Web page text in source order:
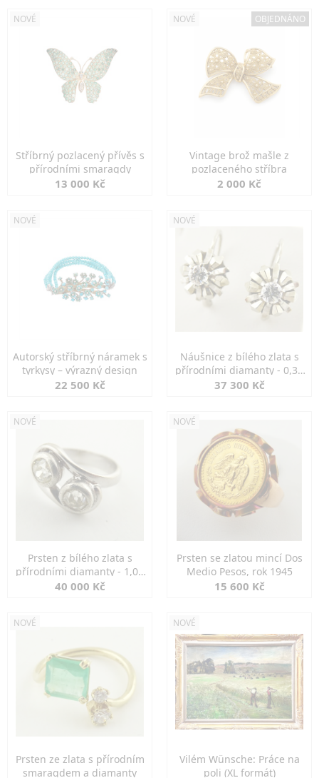
NOVÉ
Stříbrný pozlacený přívěs s
přírodními smaragdy
13 000 Kč
NOVÉ OBJEDNÁNO
Vintage brož mašle z
pozlaceného stříbra
2 000 Kč
NOVÉ
Autorský stříbrný náramek s
tyrkysy – výrazný design
22 500 Kč
NOVÉ
Náušnice z bílého zlata s
přírodními diamanty - 0,30
ct
37 300 Kč
NOVÉ
Prsten z bílého zlata s
přírodními diamanty - 1,00
ct
40 000 Kč
NOVÉ
Prsten se zlatou mincí Dos
Medio Pesos, rok 1945
15 600 Kč
NOVÉ
Prsten ze zlata s přírodním
smaragdem a diamanty
NOVÉ
Vilém Wünsche: Práce na
poli (XL formát)